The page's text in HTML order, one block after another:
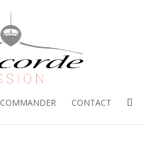
COMMANDER CONTACT